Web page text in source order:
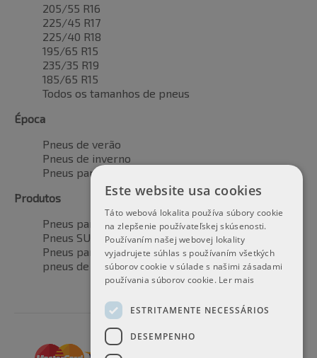
205/55 R16
225/45 R17
225/40 R18
195/65 R15
235/35 R19
185/65 R15
Todos os tamanhos de pneus
Época
Pneus de verão
Pneus de inverno
Pneus para todas as estações
Produtos
Pneus para automóveis
Pneus SUV / 4x4
Pneus para veículos de transporte
pneus de motocicleta
Este website usa cookies
Táto webová lokalita používa súbory cookie
na zlepšenie používateľskej skúsenosti.
Používaním našej webovej lokality
vyjadrujete súhlas s používaním všetkých
súborov cookie v súlade s našimi zásadami
používania súborov cookie. Ler mais
ESTRITAMENTE NECESSÁRIOS
DESEMPENHO